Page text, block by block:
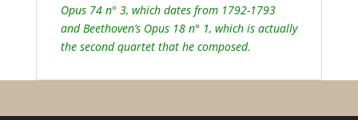
Opus 74 n° 3, which dates from 1792-1793
and Beethoven’s Opus 18 n° 1, which is actually
the second quartet that he composed.